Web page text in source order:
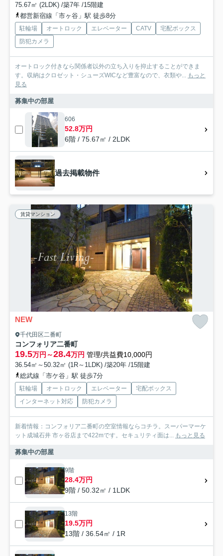
75.67㎡ (2LDK) /築7年 /15階建
都営新宿線「市ヶ谷」駅 徒歩8分
駐輪場 オートロック エレベーター CATV
宅配ボックス
防犯カメラ
オートロック付きなら関係者以外の立ち入りを抑止することができま
す。収納はクロゼット・シューズWICなど豊富なので、衣類や... もっと
見る
募集中の部屋
606
52.8万円
6階 / 75.67㎡ / 2LDK
過去掲載物件
賃貸マンション
NEW
千代田区二番町
コンフォリア二番町
19.5万円～28.4万円 管理/共益費10,000円
36.54㎡～50.32㎡ (1R～1LDK) /築20年 /15階建
総武線「市ケ谷」駅 徒歩7分
駐輪場 オートロック エレベーター
宅配ボックス
インターネット対応
防犯カメラ
新着情報：コンフォリア二番町の空室情報ならコチラ。スーパーマーケ
ット成城石井 市ヶ谷店まで422mです。セキュリティ面は... もっと見る
募集中の部屋
9階
28.4万円
9階 / 50.32㎡ / 1LDK
13階
19.5万円
13階 / 36.54㎡ / 1R